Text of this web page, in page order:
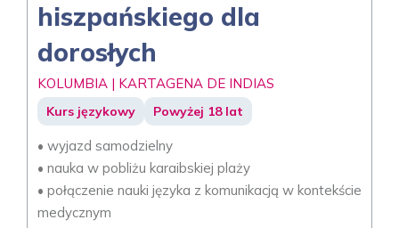
hiszpańskiego dla
dorosłych
KOLUMBIA | KARTAGENA DE INDIAS
Kurs językowy Powyżej 18 lat
• wyjazd samodzielny
• nauka w pobliżu karaibskiej plaży
• połączenie nauki języka z komunikacją w kontekście
medycznym